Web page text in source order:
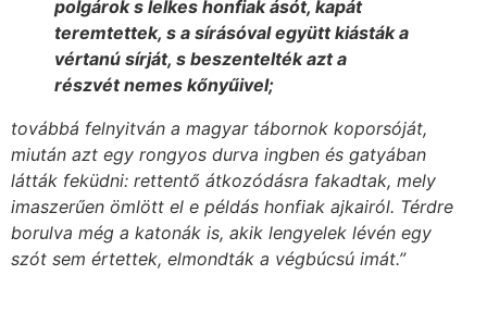
polgárok s lelkes honfiak ásót, kapát
teremtettek, s a sírásóval együtt kiásták a
vértanú sírját, s beszentelték azt a
részvét nemes kőnyűivel;
továbbá felnyitván a magyar tábornok koporsóját,
miután azt egy rongyos durva ingben és gatyában
látták feküdni: rettentő átkozódásra fakadtak, mely
imaszerűen ömlött el e példás honfiak ajkairól. Térdre
borulva még a katonák is, akik lengyelek lévén egy
szót sem értettek, elmondták a végbúcsú imát.”